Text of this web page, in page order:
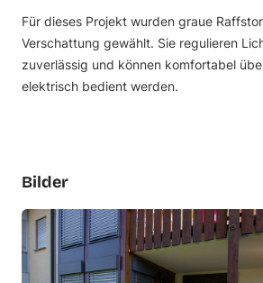
Für dieses Projekt wurden graue
Verschattung gewählt. Sie regulieren
zuverlässig und können komfortabel
elektrisch bedient werden.
Bilder